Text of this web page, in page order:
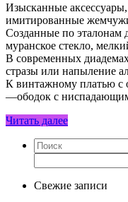
Изысканные
имитированные
Созданные по эталонам
муранское стекло,
В современных
стразы или напыление
К винтажному платью с
—ободок с
Читать далее
Свежие записи